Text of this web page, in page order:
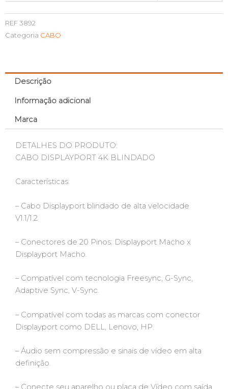
REF3892
Categoria CABO
Descrição
Informação adicional
Marca
DETALHES DO PRODUTO:
CABO DISPLAYPORT 4K BLINDADO
Características:
– Cabo Displayport blindado de alta velocidade
V1.1/1.2
– Conectores de 20 Pinos: Displayport Macho x
Displayport Macho.
– Compatível com tecnologia Freesync, G-Sync,
Adaptive Sync, V-Sync.
– Compatível com todas as marcas com conector
Displayport como DELL, Lenovo, HP.
– Áudio sem compressão e sinais de vídeo em alta
definição.
– Conecte seu aparelho ou placa de Vídeo com saída